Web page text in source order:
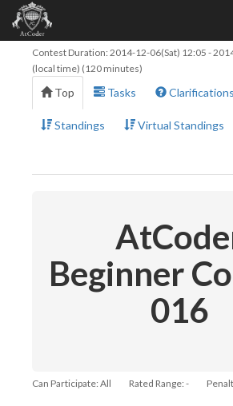
Contest Duration: 2014-12-06(Sat) 12:05 -
(local time) (120 minutes)
Top Tasks Clarifications
Standings Virtual Standings
Beginner
016
Can Participate: All Rated Range: -